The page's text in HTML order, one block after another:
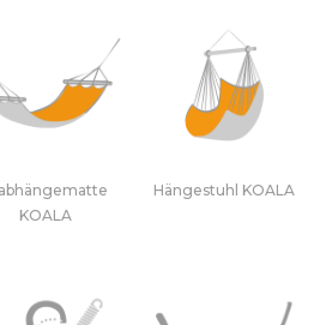
KOALA
Hängestuhl KOALA